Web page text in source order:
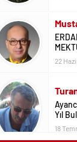
22
Yıl
18